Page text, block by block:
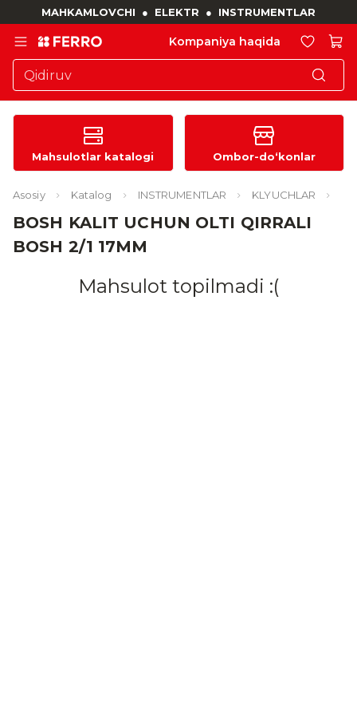
MAHKAMLOVCHI ● ELEKTR ● INSTRUMENTLAR
Kompaniya haqida
Mahsulotlar katalogi Ombor-do‘konlar
Asosiy Katalog INSTRUMENTLAR KLYUCHLAR
BOSH KALIT UCHUN OLTI QIRRALI
BOSH 2/1 17MM
Mahsulot topilmadi :(